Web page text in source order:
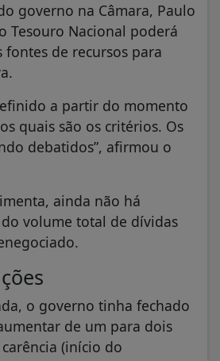
governo na Câmara, Paulo
Tesouro Nacional poderá
de recursos para
a partir do momento
quais são os critérios. Os
debatidos”, afirmou o
ainda não há
volume total de dívidas
o governo tinha fechado
de um para dois
(início do